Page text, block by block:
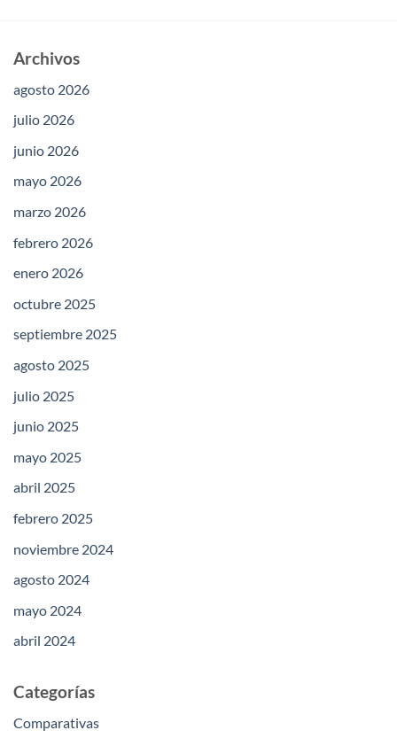
Archivos
agosto 2026
julio 2026
junio 2026
mayo 2026
marzo 2026
febrero 2026
enero 2026
octubre 2025
septiembre 2025
agosto 2025
julio 2025
junio 2025
mayo 2025
abril 2025
febrero 2025
noviembre 2024
agosto 2024
mayo 2024
abril 2024
Categorías
Comparativas